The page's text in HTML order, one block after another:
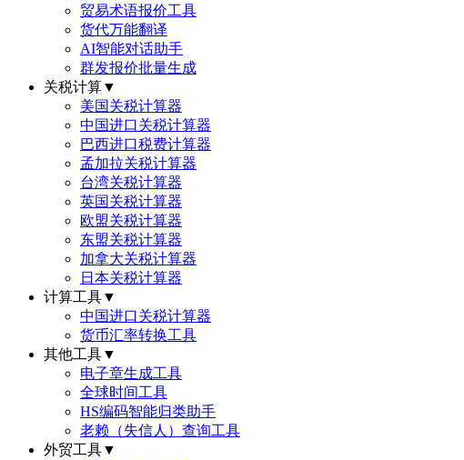
贸易术语报价工具
货代万能翻译
AI智能对话助手
群发报价批量生成
关税计算▼
美国关税计算器
中国进口关税计算器
巴西进口税费计算器
孟加拉关税计算器
台湾关税计算器
英国关税计算器
欧盟关税计算器
东盟关税计算器
加拿大关税计算器
日本关税计算器
计算工具▼
中国进口关税计算器
货币汇率转换工具
其他工具▼
电子章生成工具
全球时间工具
HS编码智能归类助手
老赖（失信人）查询工具
外贸工具▼